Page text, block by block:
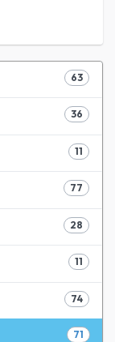
63
36
11
77
28
11
74
71